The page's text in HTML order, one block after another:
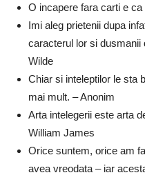
O incapere fara carti e
Imi aleg prietenii dupa
caracterul lor si dusmanii
Wilde
Chiar si inteleptilor le sta
mai mult. – Anonim
Arta intelegerii este arta
William James
Orice suntem, orice am
avea vreodata – iar